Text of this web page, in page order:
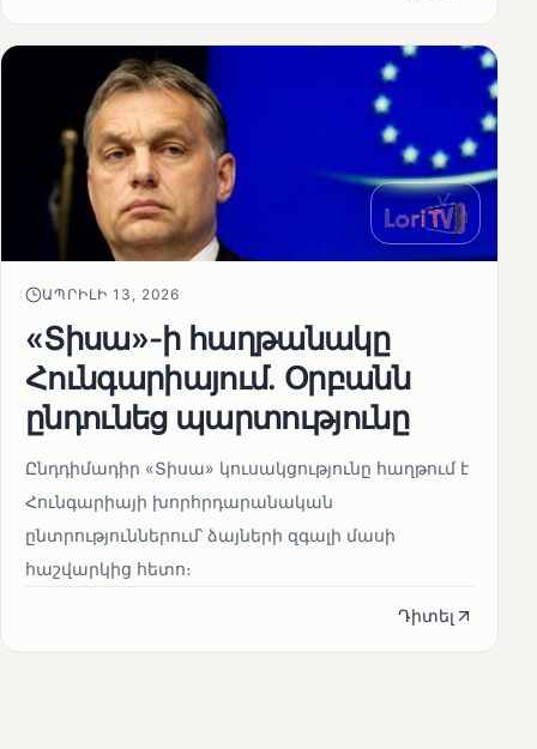
ԱՊՐԻԼԻ 13, 2026
«Տիսա»-ի հաղթանակը
Հունգարիայում․ Օրբանն
ընդունեց պարտությունը
Ընդդիմադիր «Տիսա» կուսակցությունը հաղթում է
Հունգարիայի խորհրդարանական
ընտրություններում՝ ձայների զգալի մասի
հաշվարկից հետո։
Դիտել